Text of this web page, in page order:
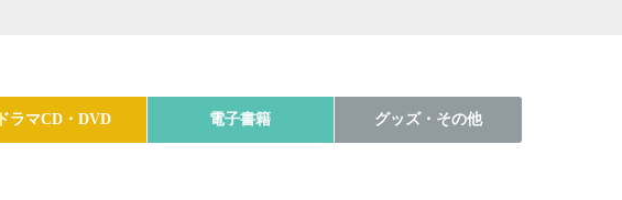
ドラマCD・DVD 電子書籍 グッズ・その他